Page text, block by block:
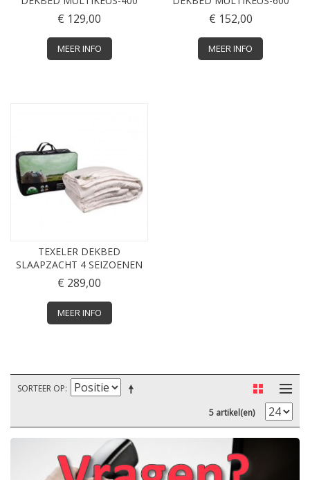
€ 129,00
MEER INFO
€ 152,00
MEER INFO
TEXELER DEKBED
SLAAPZACHT 4 SEIZOENEN
€ 289,00
MEER INFO
SORTEER OP
5 artikel(en)